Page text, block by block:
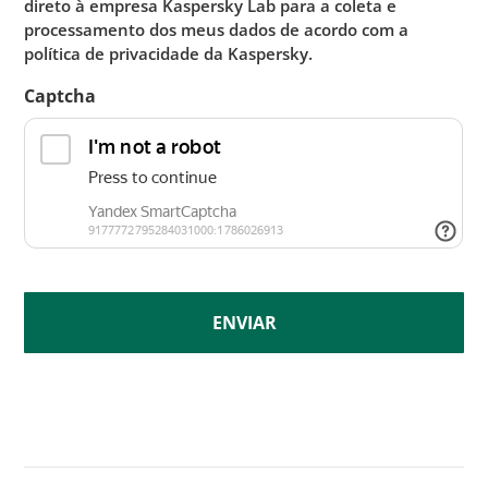
direto à empresa Kaspersky Lab para a coleta e
processamento dos meus dados de acordo com a
política de privacidade da Kaspersky.
Captcha